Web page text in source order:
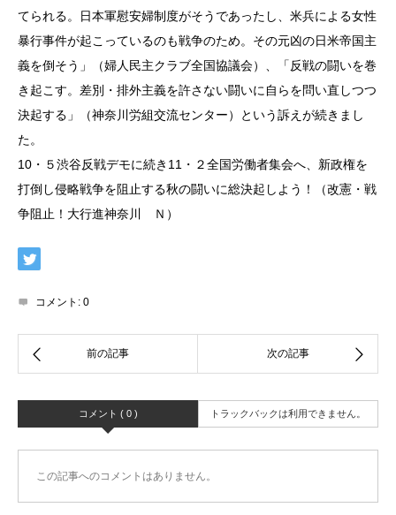
てられる。日本軍慰安婦制度がそうであったし、米兵による女性
暴行事件が起こっているのも戦争のため。その元凶の日米帝国主
義を倒そう」（婦人民主クラブ全国協議会）、「反戦の闘いを巻
き起こす。差別・排外主義を許さない闘いに自らを問い直しつつ
決起する」（神奈川労組交流センター）という訴えが続きまし
た。
10・５渋谷反戦デモに続き11・２全国労働者集会へ、新政権を
打倒し侵略戦争を阻止する秋の闘いに総決起しよう！（改憲・戦
争阻止！大行進神奈川 Ｎ）
コメント: 0
コメント ( 0 ) トラックバックは利用できません。
この記事へのコメントはありません。